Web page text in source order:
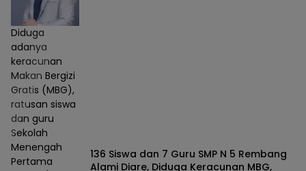
Diduga
adanya
keracunan
Makan Bergizi
Gratis (MBG),
ratusan siswa
dan guru
Sekolah
Menengah
Pertama
136 Siswa dan 7 Guru SMP N 5 Rembang
Alami Diare, Diduga Keracunan MBG,